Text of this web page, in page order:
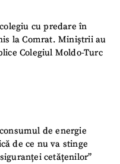
cu predare în
la Comrat. Miniștrii au
Colegiul Moldo-Turc
de energie
de ce nu va stinge
cetățenilor”